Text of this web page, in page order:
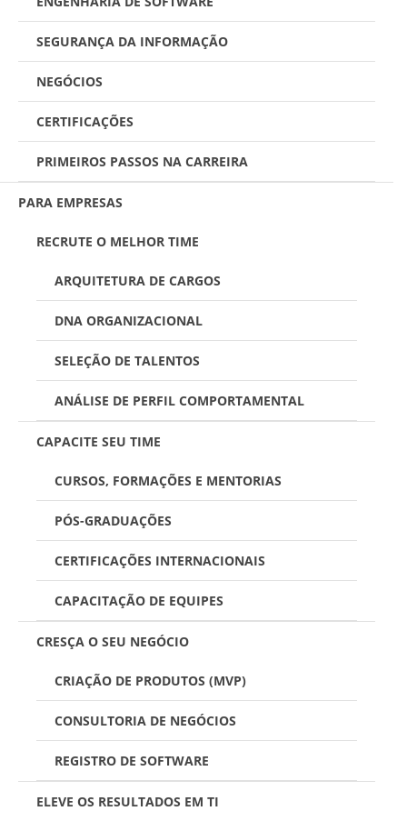
SEGURANÇA DA INFORMAÇÃO
NEGÓCIOS
CERTIFICAÇÕES
PRIMEIROS PASSOS NA CARREIRA
PARA EMPRESAS
RECRUTE O MELHOR TIME
ARQUITETURA DE CARGOS
DNA ORGANIZACIONAL
SELEÇÃO DE TALENTOS
ANÁLISE DE PERFIL COMPORTAMENTAL
CAPACITE SEU TIME
CURSOS, FORMAÇÕES E MENTORIAS
PÓS-GRADUAÇÕES
CERTIFICAÇÕES INTERNACIONAIS
CAPACITAÇÃO DE EQUIPES
CRESÇA O SEU NEGÓCIO
CRIAÇÃO DE PRODUTOS (MVP)
CONSULTORIA DE NEGÓCIOS
REGISTRO DE SOFTWARE
ELEVE OS RESULTADOS EM TI